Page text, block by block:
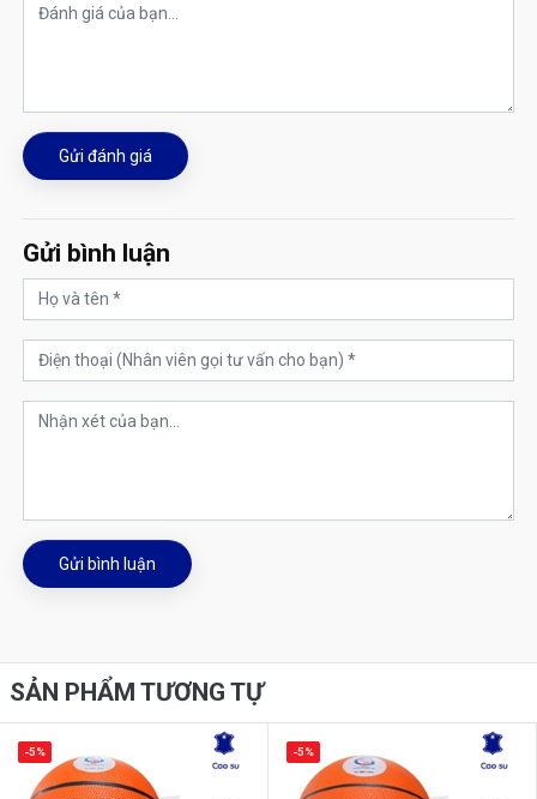
Gửi đánh giá
Gửi bình luận
Gửi bình luận
SẢN PHẨM TƯƠNG TỰ
-5% -5%